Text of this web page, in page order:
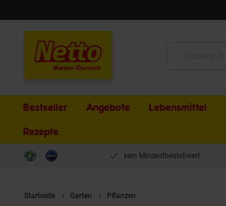
Bestseller Angebote Lebensmittel
Rezepte
kein Mindestbestellwert
Startseite Garten Pflanzen